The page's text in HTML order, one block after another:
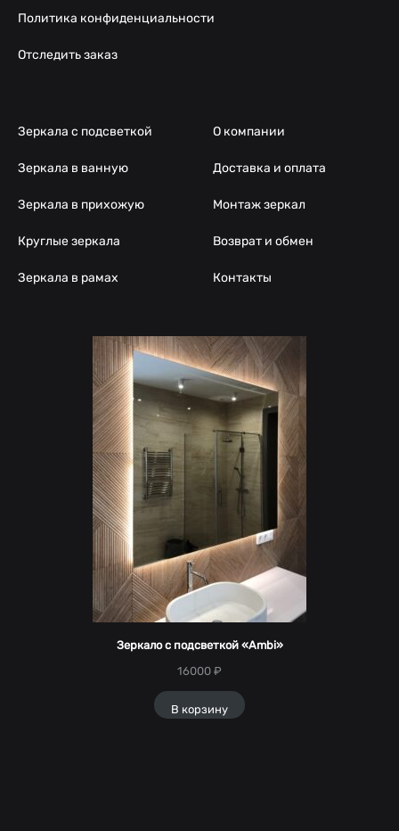
Политика конфиденциальности
Отследить заказ
Зеркала с подсветкой
Зеркала в ванную
Зеркала в прихожую
Круглые зеркала
Зеркала в рамах
О компании
Доставка и оплата
Монтаж зеркал
Возврат и обмен
Контакты
Зеркало с подсветкой «Ambi»
16000 ₽
В корзину